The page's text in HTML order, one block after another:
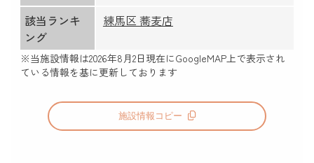
該当ランキ
ング
練馬区 蕎麦店
※当施設情報は2026年8月2日現在にGoogleMAP上で表示され
ている情報を基に更新しております
施設情報コピー